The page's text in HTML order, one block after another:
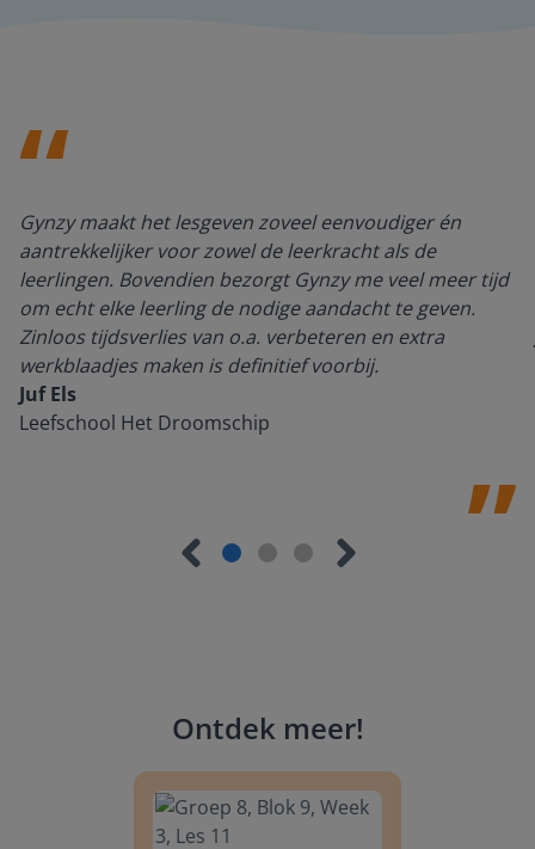
Gynzy maakt het lesgeven zoveel eenvoudiger én
aantrekkelijker voor zowel de leerkracht als de
leerlingen. Bovendien bezorgt Gynzy me veel meer tijd
om echt elke leerling de nodige aandacht te geven.
Zinloos tijdsverlies van o.a. verbeteren en extra
werkblaadjes maken is definitief voorbij.
Juf Els
Leefschool Het Droomschip
Ontdek meer!